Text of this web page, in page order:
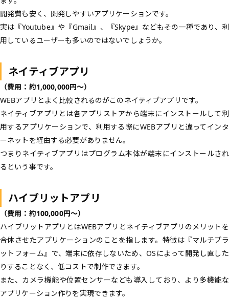
開発費も安く、開発しやすいアプリケーションです。
実は『Youtube』や『Gmail』、『Skype』などもその一種であり、利
用しているユーザーも多いのではないでしょうか。
ネイティブアプリ
（費用：約1,000,000円〜）
WEBアプリとよく比較されるのがこのネイティブアプリです。
ネイティブアプリとは各アプリストアから端末にインストールして利
用するアプリケーションで、利用する際にWEBアプリと違ってインタ
ーネットを経由する必要がありません。
つまりネイティブアプリはプログラム本体が端末にインストールされ
るという事です。
ハイブリットアプリ
（費用：約100,000円〜）
ハイブリットアプリとはWEBアプリとネイティブアプリのメリットを
合体させたアプリケーションのことを指します。特徴は『マルチプラ
ットフォーム』で、端末に依存しないため、OSによって開発し直した
りすることなく、低コストで制作できます。
また、カメラ機能や位置センサーなども導入しており、より多機能な
アプリケーション作りを実現できます。